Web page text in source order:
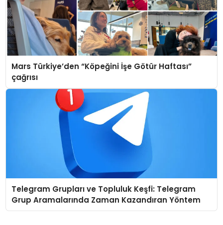
Mars Türkiye’den “Köpeğini İşe Götür Haftası”
çağrısı
Telegram Grupları ve Topluluk Keşfi: Telegram
Grup Aramalarında Zaman Kazandıran Yöntem